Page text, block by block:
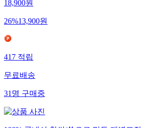
18,900원
26%13,900원
417적립
무료배송
31명구매중